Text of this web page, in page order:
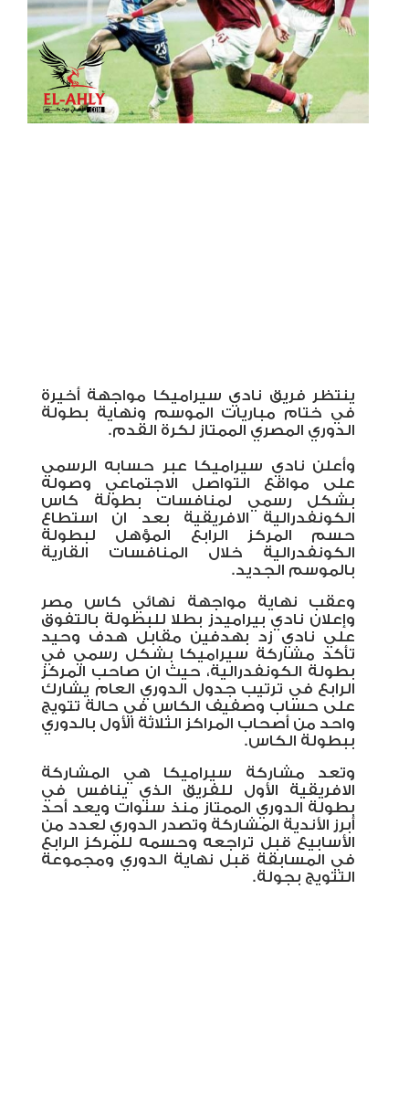
ينتظر فريق نادي سيراميكا مواجهة أخيرة
في ختام مباريات الموسم ونهاية بطولة
الدوري المصري الممتاز لكرة القدم.
وأعلن نادي سيراميكا عبر حسابه الرسمي
على مواقع التواصل الاجتماعي وصوله
بشكل رسمي لمنافسات بطولة كاس
الكونفدرالية الافريقية بعد ان استطاع
حسم المركز الرابع المؤهل لبطولة
الكونفدرالية خلال المنافسات القارية
بالموسم الجديد.
وعقب نهاية مواجهة نهائي كاس مصر
وإعلان نادي بيراميدز بطلا للبطولة بالتفوق
علي نادي زد بهدفين مقابل هدف وحيد
تأكد مشاركة سيراميكا بشكل رسمي في
بطولة الكونفدرالية، حيث ان صاحب المركز
الرابع في ترتيب جدول الدوري العام يشارك
على حساب وصفيف الكاس في حالة تتويج
واحد من أصحاب المراكز الثلاثة الأول بالدوري
ببطولة الكاس.
وتعد مشاركة سيراميكا هي المشاركة
الافريقية الأول للفريق الذي ينافس في
بطولة الدوري الممتاز منذ سنوات ويعد أحد
أبرز الأندية المشاركة وتصدر الدوري لعدد من
الأسابيع قبل تراجعه وحسمه للمركز الرابع
في المسابقة قبل نهاية الدوري ومجموعة
التتويج بجولة.